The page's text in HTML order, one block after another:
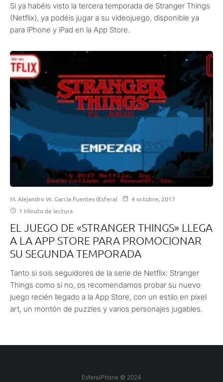
Si ya habéis visto la tercera temporada de Stranger Things
(Netflix), ya podéis jugar a su videojuego, disponible ya
para iPhone y iPad en la App Store.
M. Alejandro W. García Fuentes (Esfera)
4 octubre, 2017
1 Minuto de lectura
EL JUEGO DE «STRANGER THINGS» LLEGA
A LA APP STORE PARA PROMOCIONAR
SU SEGUNDA TEMPORADA
Tanto si sois seguidores de la serie de Netflix: Stranger
Things como si no, os recomendamos probar su nuevo
juego recién llegado a la App Store, con un estilo en pixel
art, un montón de puzzles y varios personajes jugables.
EsferaiPhone © 2024